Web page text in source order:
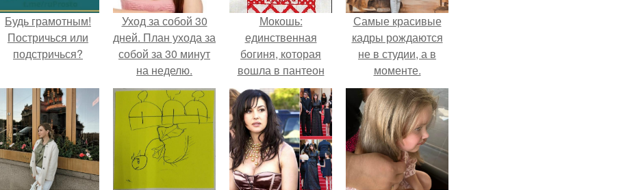
Будь грамотным!
Постричься или
подстричься?
Уход за собой 30
дней. План ухода за
собой за 30 минут
на неделю.
Мокошь:
единственная
богиня, которая
вошла в пантеон
князя Владимира.
Самые красивые
кадры рождаются
не в студии, а в
моменте.